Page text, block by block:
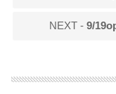
NEXT - 9/